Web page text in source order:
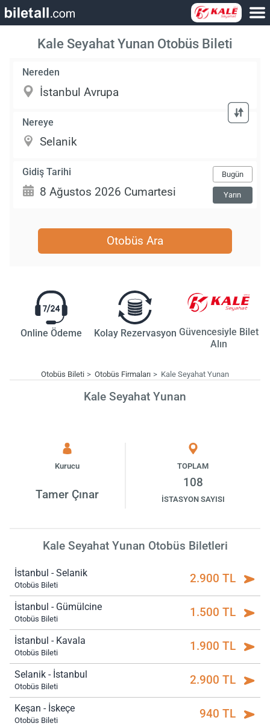
Kale Seyahat Yunan Otobüs Bileti
Nereden
Nereye
Gidiş Tarihi Bugün
Yarın
Otobüs Ara
Online Ödeme Kolay Rezervasyon Güvencesiyle Bilet
Alın
Otobüs Bileti Otobüs Firmaları Kale Seyahat Yunan
Kale Seyahat Yunan
Kurucu
Tamer Çınar
TOPLAM
108
İSTASYON SAYISI
Kale Seyahat Yunan Otobüs Biletleri
İstanbul - Selanik
Otobüs Bileti 2.900 TL
İstanbul - Gümülcine
Otobüs Bileti 1.500 TL
İstanbul - Kavala
Otobüs Bileti 1.900 TL
Selanik - İstanbul
Otobüs Bileti 2.900 TL
Keşan - İskeçe
Otobüs Bileti 940 TL